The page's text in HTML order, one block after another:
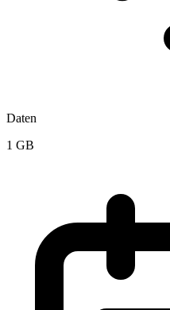
Daten
1 GB